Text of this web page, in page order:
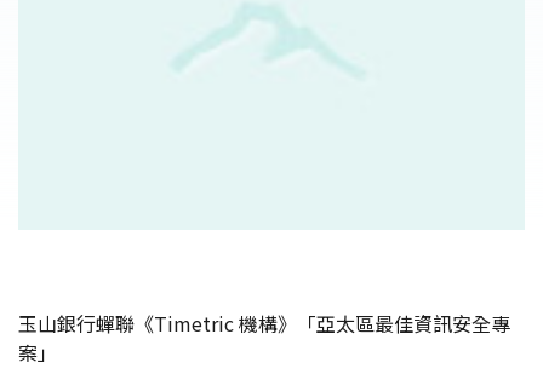
玉山銀行蟬聯《Timetric 機構》「亞太區最佳資訊安全專
案」